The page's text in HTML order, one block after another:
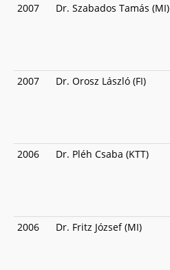
2007 Dr. Szabados Tamás (MI)
2007 Dr. Orosz László (FI)
2006 Dr. Pléh Csaba (KTT)
2006 Dr. Fritz József (MI)